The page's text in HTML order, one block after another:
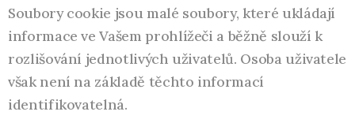
Soubory cookie jsou malé soubory, které ukládají
informace ve Vašem prohlížeči a běžně slouží k
rozlišování jednotlivých uživatelů. Osoba uživatele
však není na základě těchto informací
identifikovatelná.